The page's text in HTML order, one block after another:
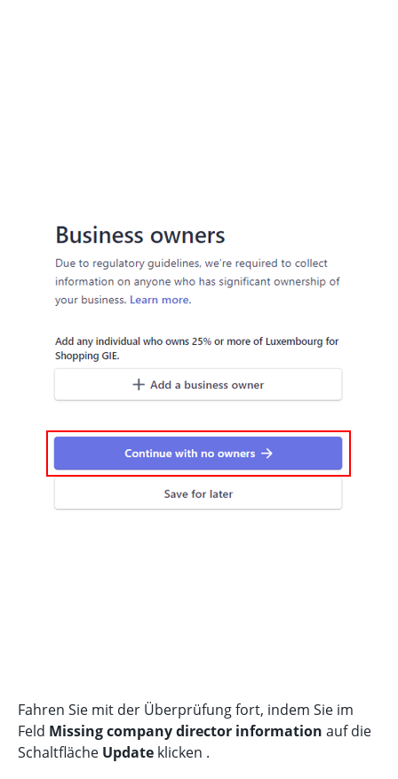
Fahren Sie mit der Überprüfung fort, indem Sie im
Feld Missing company director information auf die
Schaltfläche Update klicken .